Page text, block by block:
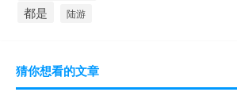
都是 陆游
猜你想看的文章